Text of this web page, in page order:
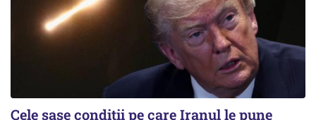
Cele șase condiții pe care Iranul le pune